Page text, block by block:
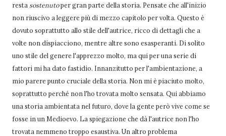
resta sostenutoper gran parte della storia. Pensate che all'inizio
non riuscivo a leggere più di mezzo capitolo per volta. Questo è
dovuto soprattutto allo stile dell'autrice, ricco di dettagli che a
volte non dispiacciono, mentre altre sono esasperanti. Di solito
uno stile del genere l'apprezzo molto, ma qui per una serie di
fattori mi ha dato fastidio. Innanzitutto per l'ambientazione, a
mio parere punto cruciale della storia. Non mi è piaciuto molto,
soprattutto perché non l'ho trovata molto sensata. Qui abbiamo
una storia ambientata nel futuro, dove la gente però vive come se
fosse in un Medioevo. La spiegazione che dà l'autrice non l'ho
trovata nemmeno troppo esaustiva. Un altro problema